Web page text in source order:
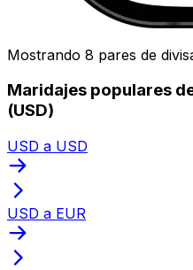
Mostrando 8 pares de
Maridajes populares
(USD)
USD a USD
USD a EUR